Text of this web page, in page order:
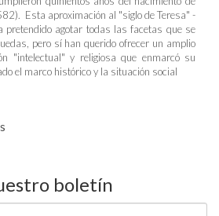
Esta aproximación al "siglo de Teresa" -
pretendido agotar todas las facetas que se
pero sí han querido ofrecer un amplio
"intelectual" y religiosa que enmarcó su
el marco histórico y la situación social
boletín